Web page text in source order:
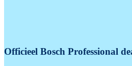
Officieel Bosch Professional